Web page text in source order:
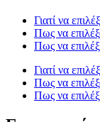
Γιατί να
Πως να
Πως να
Γιατί να
Πως να
Πως να